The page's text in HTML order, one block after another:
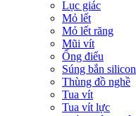
Lục giác
Mỏ lết
Mỏ lết răng
Mũi vít
Ống điếu
Súng bắn silicon
Thùng đồ nghề
Tua vít
Tua vít lực